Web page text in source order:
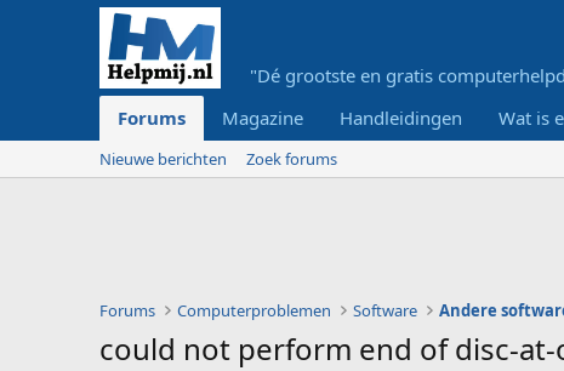
"Dé grootste en gratis
Forums
Magazine Handleidingen Wat is
Nieuwe berichten Zoek forums
Forums Computerproblemen Software Andere
could not perform end of disc-at-